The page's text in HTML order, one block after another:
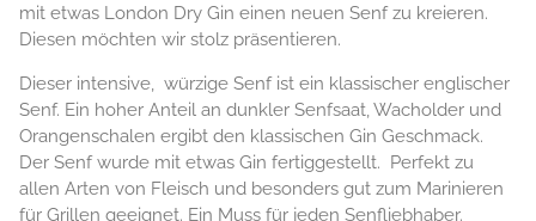
mit etwas London Dry Gin einen neuen Senf zu kreieren.
Diesen möchten wir stolz präsentieren.
Dieser intensive, würzige Senf ist ein klassischer englischer
Senf. Ein hoher Anteil an dunkler Senfsaat, Wacholder und
Orangenschalen ergibt den klassischen Gin Geschmack.
Der Senf wurde mit etwas Gin fertiggestellt. Perfekt zu
allen Arten von Fleisch und besonders gut zum Marinieren
für Grillen geeignet. Ein Muss für jeden Senfliebhaber.